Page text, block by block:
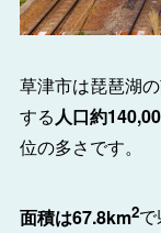
草津市は琵琶湖
する人口約
位の多さです。
面積は67.8km2で